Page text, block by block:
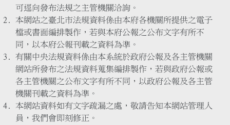
可逕向發布法規之主管機關洽詢。
本網站之臺北市法規資料係由本府各機關所提供之電子
檔或書面編排製作，若與本府公報之公布文字有所不
同，以本府公報刊載之資料為準。
有關中央法規資料係由本系統於政府公報及各主管機關
網站所發布之法規資料蒐集編排製作，若與政府公報或
各主管機關之公布文字有所不同，以政府公報及各主管
機關刊載之資料為準。
本網站資料如有文字疏漏之處，敬請告知本網站管理人
員，我們會即刻修正。